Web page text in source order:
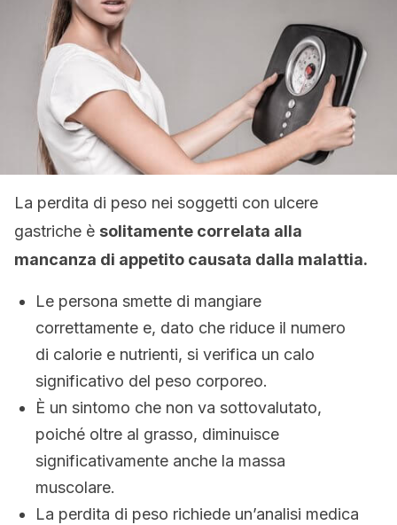
La perdita di peso nei soggetti con ulcere
gastriche è solitamente correlata alla
mancanza di appetito causata dalla malattia.
Le persona smette di mangiare
correttamente e, dato che riduce il numero
di calorie e nutrienti, si verifica un calo
significativo del peso corporeo.
È un sintomo che non va sottovalutato,
poiché oltre al grasso, diminuisce
significativamente anche la massa
muscolare.
La perdita di peso richiede un’analisi medica